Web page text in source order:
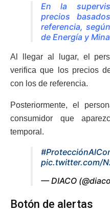
En la
precios
referencia,
de Energía y
Al llegar al lugar, el
verifica que los precios
con los de referencia.
Posteriormente, el
consumidor que
temporal.
pic.twitter.com/
— DIACO
Botón de alertas